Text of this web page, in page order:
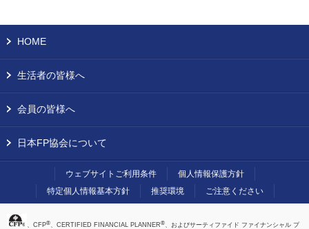
HOME
生活者の皆様へ
会員の皆様へ
日本FP協会について
ウェブサイトご利用条件
個人情報保護方針
特定個人情報基本方針
推奨環境 ご注意ください
、CFP®、CERTIFIED FINANCIAL PLANNER®、およびサーティファイド ファイナンシャル プ